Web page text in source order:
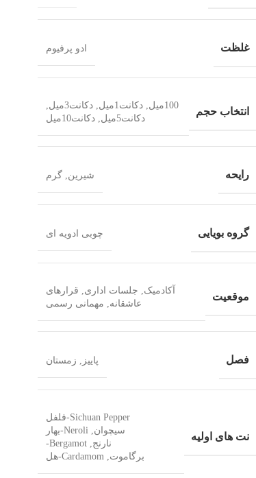
غلظت ادو پرفیوم
انتخاب حجم
100میل, دکانت1میل, دکانت3میل,
دکانت5میل, دکانت10میل
رایحه شیرین, گرم
گروه بویایی چوبی ادویه ای
موقعیت
آکادمیک, جلسات اداری, قرارهای
عاشقانه, مهمانی رسمی
فصل پاییز, زمستان
نت های اولیه
Sichuan Pepper-فلفل
سیچوان, Neroli-بهار
نارنج, Bergamot-
برگاموت, Cardamom-هل